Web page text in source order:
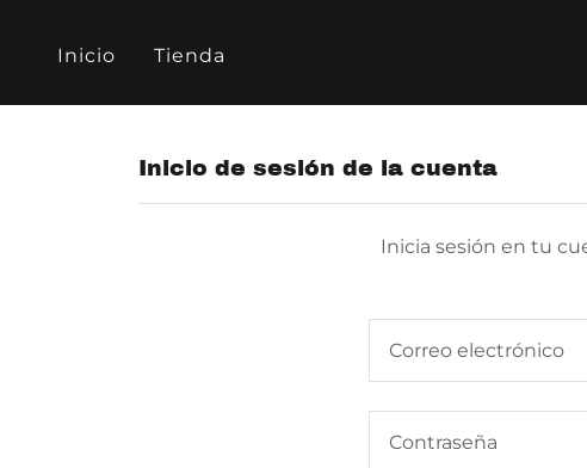
Inicio Tienda
Inicio de sesión de la cuenta
Inicia sesión en tu